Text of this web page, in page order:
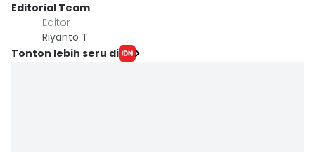
Editorial Team
Editor
Riyanto T
Tonton lebih seru di